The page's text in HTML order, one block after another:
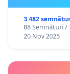
3 482
88 Semnături /
20 Nov 2025